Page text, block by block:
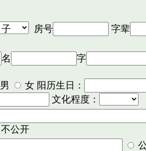
房号
字辈
名
字
男
女 阳历生日：
文化程度：
不公开